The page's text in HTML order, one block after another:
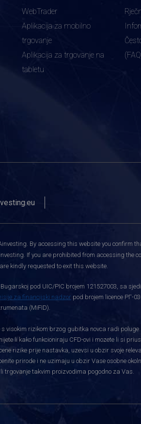
WebTrader
Aplikacija za mobilno
trgovanje
Aplikacija za trgovanje na
tabletu
By accessing this website you confirm
If you are prohibited from accessing
kindly requested to exit this website.
pod UIC/PIC brojem 121527003, sa
za financijski nadzor pod brojem licence РГ-
(MiFID).
s visokim rizikom brzog gubitka novca radi poluge.
li kako funkcioniraju CFD-ovi i mozete li si
rizike prije nastavka, uzevsi u obzir svoje
prirode i ne uzimaju u obzir Vase osobne
trgovanje takvim proizvodima pogodno za Vas.